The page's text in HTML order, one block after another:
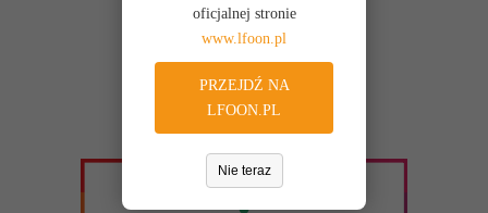
oficjalnej stronie
www.lfoon.pl
PRZEJDŹ NA
LFOON.PL
Nie teraz